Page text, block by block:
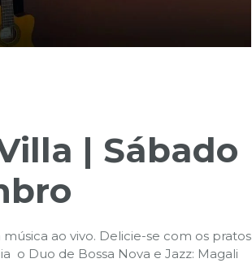
| Sábado
ao vivo. Delicie-se com os pratos
o Duo de Bossa Nova e Jazz: Magali